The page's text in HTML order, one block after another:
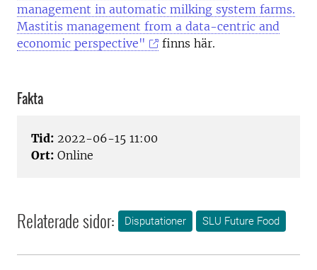
management in automatic milking system farms.
Mastitis management from a data-centric and
economic perspective"
finns här.
Fakta
Tid: 2022-06-15 11:00
Ort: Online
Relaterade sidor: Disputationer SLU Future Food